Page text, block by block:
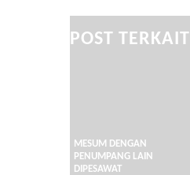
POST TERKAIT
MESUM DENGAN
PENUMPANG LAIN
DIPESAWAT